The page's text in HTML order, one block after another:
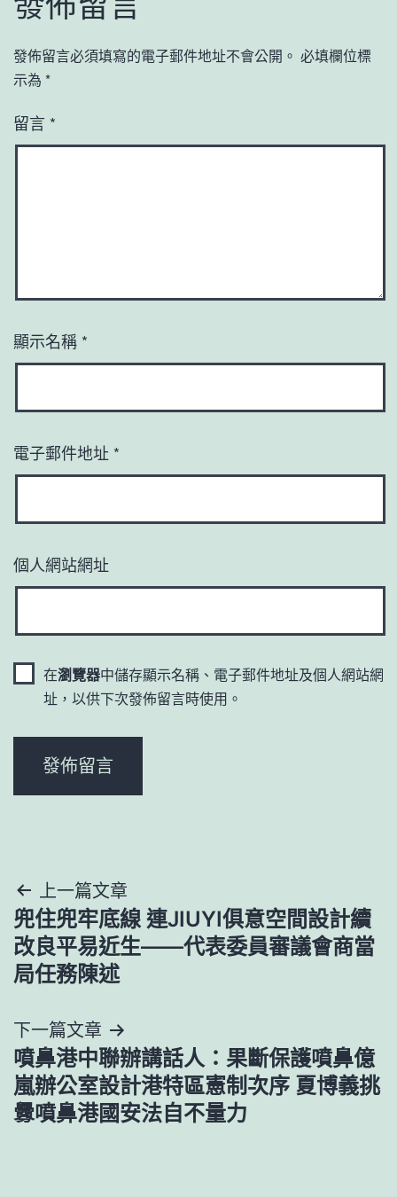
發佈留言必須填寫的電子郵件地址不會公開。 必填欄位標
示為 *
留言 *
顯示名稱 *
電子郵件地址 *
個人網站網址
在瀏覽器中儲存顯示名稱、電子郵件地址及個人網站網
址，以供下次發佈留言時使用。
文
章
導
覽
上一篇文章
兜住兜牢底線 連JIUYI俱意空間設計續
改良平易近生——代表委員審議會商當
局任務陳述
下一篇文章
噴鼻港中聯辦講話人：果斷保護噴鼻億
嵐辦公室設計港特區憲制次序 夏博義挑
釁噴鼻港國安法自不量力